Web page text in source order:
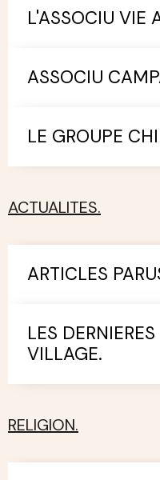
L'ASSOCIU VIE
ASSOCIU
LE GROUPE
ACTUALITES.
ARTICLES
LES
VILLAGE.
RELIGION.